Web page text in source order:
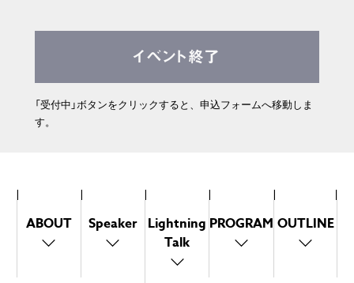
イベント終了
「受付中」ボタンをクリックすると、申込フォームへ移動しま
す。
ABOUT Speaker
Lightning
Talk
PROGRAM OUTLINE